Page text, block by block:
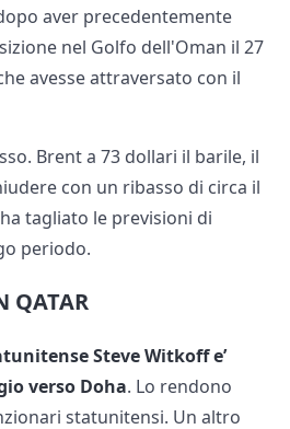
aver precedentemente
nel Golfo dell'Oman il 27
avesse attraversato con il
Brent a 73 dollari il barile, il
con un ribasso di circa il
tagliato le previsioni di
periodo.
QATAR
Steve Witkoff e’
verso Doha. Lo rendono
statunitensi. Un altro